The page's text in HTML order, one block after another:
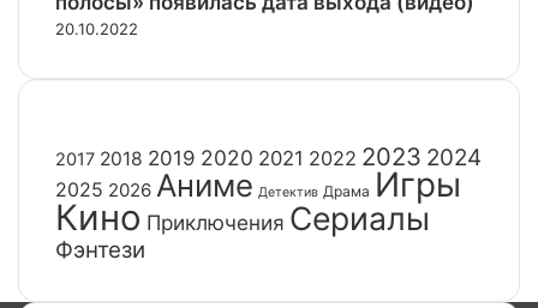
20.10.2022
2017 2018 2019 2020 2021 2022 2023 2024
2025 2026 Аниме Детектив Драма Игры
Кино Приключения Сериалы
Фэнтези